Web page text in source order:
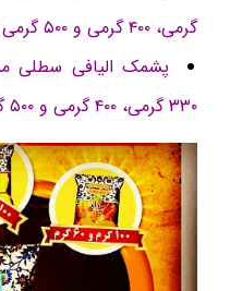
گرمی، ۴۰۰ گرمی و ۵۰۰ گرمی )
۳۳۰ گرمی، ۴۰۰ گرمی و ۵۰۰ گرمی )